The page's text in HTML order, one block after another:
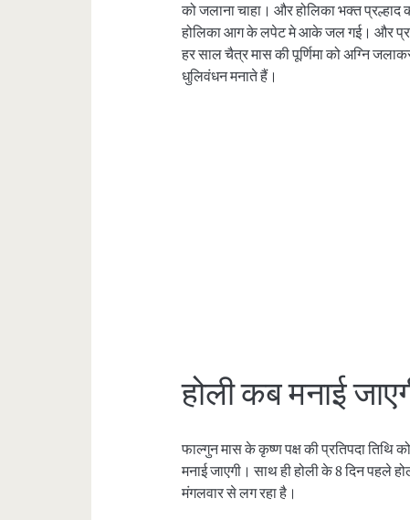
को जलाना चाहा। और होलिका भक्त
होलिका आग के लपेट मे आके जल गई। और
हर साल चैत्र मास की पूर्णिमा को अग्नि
धुलिवंधन मनाते हैं।
होली कब मनाई
फाल्गुन मास के कृष्ण पक्ष की प्रतिपदा तिथि
मनाई जाएगी। साथ ही होली के 8 दिन पहले
मंगलवार से लग रहा है।